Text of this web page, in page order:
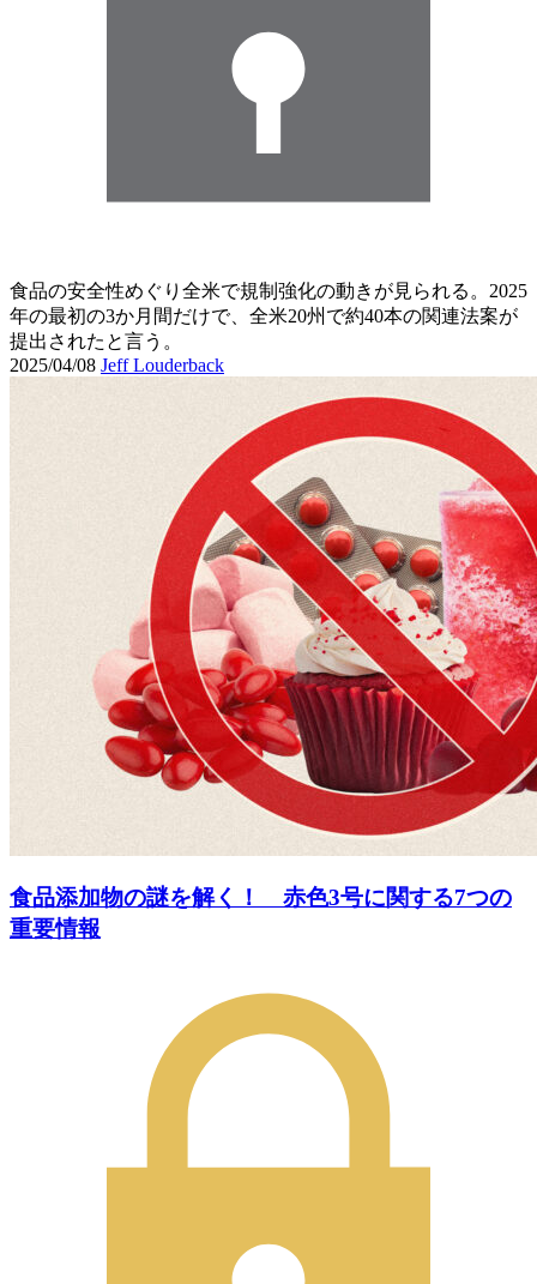
食品の安全性めぐり全米で規制強化の動きが見られる。2025
年の最初の3か月間だけで、全米20州で約40本の関連法案が
提出されたと言う。
2025/04/08 Jeff Louderback
食品添加物の謎を解く！ 赤色3号に関する7つの
重要情報